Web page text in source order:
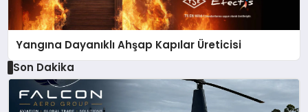
Yangına Dayanıklı Ahşap Kapılar Üreticisi
Son Dakika